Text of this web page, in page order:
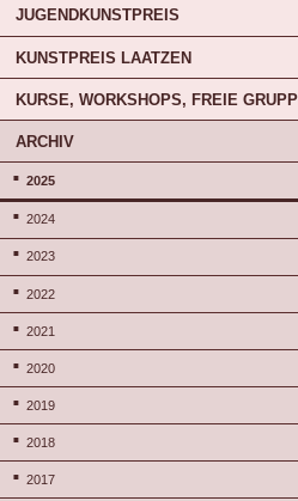
JUGENDKUNSTPREIS
KUNSTPREIS LAATZEN
KURSE, WORKSHOPS, FREIE
ARCHIV
2025
2024
2023
2022
2021
2020
2019
2018
2017